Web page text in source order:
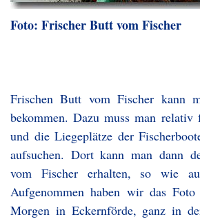
Foto: Frischer Butt vom Fischer
Frischen Butt vom Fischer kann
bekommen. Dazu muss man relativ
und die Liegeplätze der
aufsuchen. Dort kann man dann
vom Fischer erhalten, so wie
Aufgenommen haben wir das Foto
Morgen in Eckernförde, ganz in